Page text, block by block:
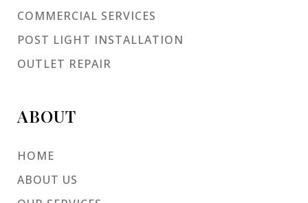
COMMERCIAL SERVICES
POST LIGHT INSTALLATION
OUTLET REPAIR
ABOUT
HOME
ABOUT US